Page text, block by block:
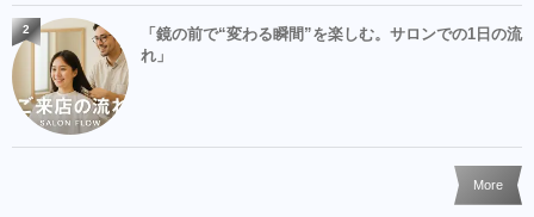
「鏡の前で“変わる瞬間”を楽しむ。サロンでの1日の流
れ」
2
More